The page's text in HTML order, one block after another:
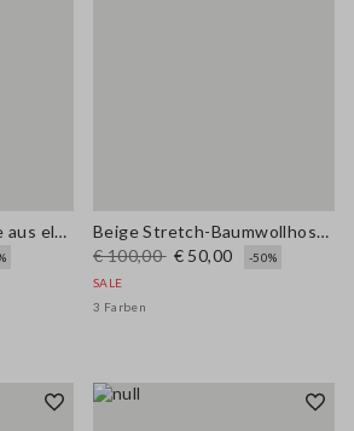
Schwarze weite Hose aus elastischem Viskose-Mix
Beige Stretch-Baumwollhosen
€ 100,00 € 50,00
-50%
SALE
3 Farben